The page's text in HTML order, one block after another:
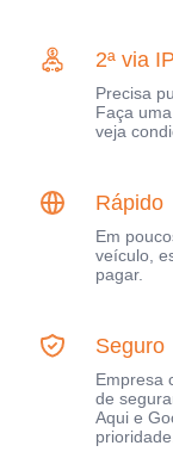
2ª via
Precisa
Faça
veja
Rápido
Em
veículo,
pagar.
Seguro
Empresa
de
Aqui e